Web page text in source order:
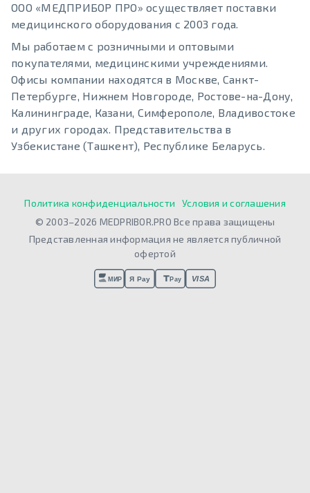
ООО «МЕДПРИБОР ПРО» осуществляет поставки
медицинского оборудования с 2003 года.
Мы работаем с розничными и оптовыми
покупателями, медицинскими учреждениями.
Офисы компании находятся в Москве, Санкт-
Петербурге, Нижнем Новгороде, Ростове-на-Дону,
Калининграде, Казани, Симферополе, Владивостоке
и других городах. Представительства в
Узбекистане (Ташкент), Республике Беларусь.
Политика конфиденциальности
Условия и соглашения
© 2003–2026 MEDPRIBOR.PRO Все права защищены
Представленная информация не является публичной
офертой
МИР Я Pay Pay VISA